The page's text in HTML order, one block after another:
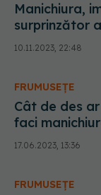
Manichiura,
surprinzător
psihicului. Ce
când te
10.11.2023, 22:48
FRUMUSEȚE
Cât de des
faci
pățești dacă
o dată pe
17.06.2023, 13:36
FRUMUSEȚE